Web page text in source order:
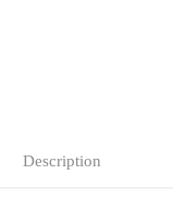
Description